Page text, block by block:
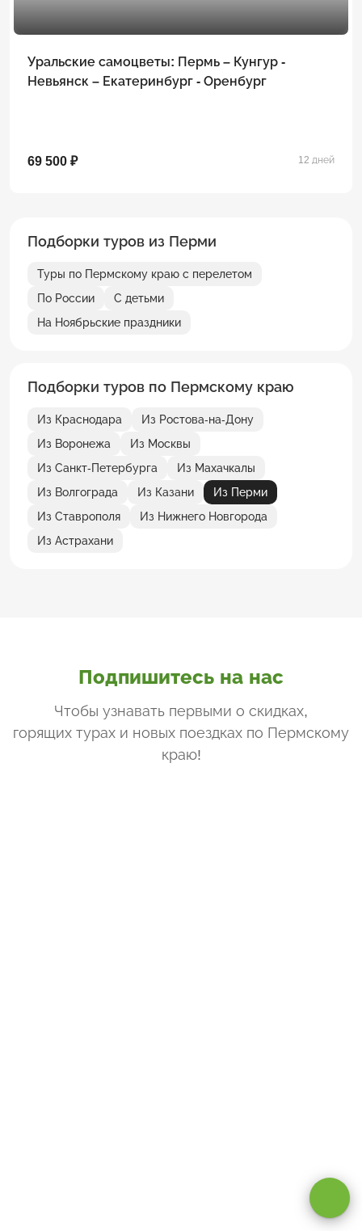
Уральские самоцветы: Пермь – Кунгур -
Невьянск – Екатеринбург - Оренбург
69 500 ₽ 12 дней
Подборки туров из Перми
Туры по Пермскому краю с перелетом
По России
С детьми
На Ноябрьские праздники
Подборки туров по Пермскому краю
Из Краснодара
Из Ростова-на-Дону
Из Воронежа
Из Москвы
Из Санкт-Петербурга
Из Махачкалы
Из Волгограда
Из Казани
Из Перми
Из Ставрополя
Из Нижнего Новгорода
Из Астрахани
Подпишитесь на нас
Чтобы узнавать первыми о скидках,
горящих турах и новых поездках по Пермскому
краю!